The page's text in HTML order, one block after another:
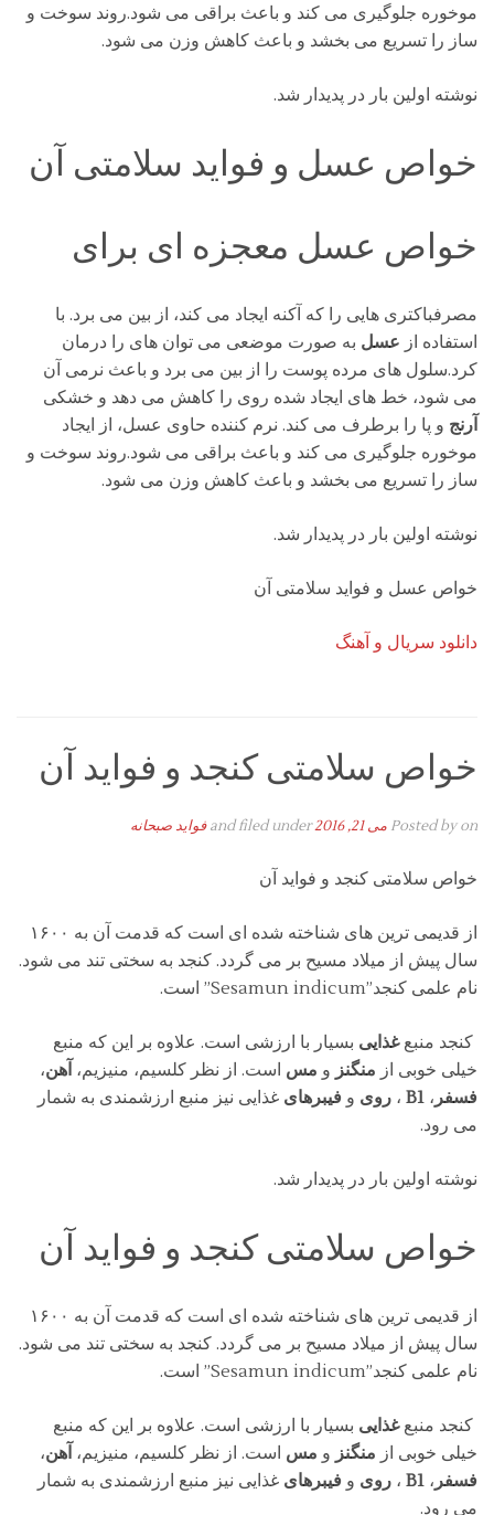
موخوره جلوگیری می کند و باعث براقی می شود.روند سوخت و
ساز را تسریع می بخشد و باعث کاهش وزن می شود.
نوشته اولین بار در پدیدار شد.
خواص عسل و فواید سلامتی آن
خواص عسل معجزه ای برای
مصرفباکتری هایی را که آکنه ایجاد می کند، از بین می برد. با
استفاده از عسل به صورت موضعی می توان های را درمان
کرد.سلول های مرده پوست را از بین می برد و باعث نرمی آن
می شود، خط های ایجاد شده روی را کاهش می دهد و خشکی
آرنج و پا را برطرف می کند. نرم کننده حاوی عسل، از ایجاد
موخوره جلوگیری می کند و باعث براقی می شود.روند سوخت و
ساز را تسریع می بخشد و باعث کاهش وزن می شود.
نوشته اولین بار در پدیدار شد.
خواص عسل و فواید سلامتی آن
دانلود سریال و آهنگ
خواص سلامتی کنجد و فواید آن
Posted byon می 21, 2016 and filed under فواید صبحانه
خواص سلامتی کنجد و فواید آن
از قدیمی ترین
های شناخته شده ای است که قدمت آن به ۱۶۰۰
سال پیش از میلاد مسیح بر می گردد. کنجد به سختی تند می شود.
نام علمی کنجد”Sesamun indicum” است.
کنجد منبعغذایی بسیار با ارزشی است. علاوه بر این که منبع
خیلی خوبی از منگنز و مس است. از نظر کلسیم، منیزیم، آهن،
فسفر ، B1 ، روی و فیبرهای غذایی نیز منبع ارزشمندی به شمار
می رود.
نوشته اولین بار در پدیدار شد.
خواص سلامتی کنجد و فواید آن
از قدیمی ترین
های شناخته شده ای است که قدمت آن به ۱۶۰۰
سال پیش از میلاد مسیح بر می گردد. کنجد به سختی تند می شود.
نام علمی کنجد”Sesamun indicum” است.
کنجد منبعغذایی بسیار با ارزشی است. علاوه بر این که منبع
خیلی خوبی از منگنز و مس است. از نظر کلسیم، منیزیم، آهن،
فسفر ، B1 ، روی و فیبرهای غذایی نیز منبع ارزشمندی به شمار
می رود.